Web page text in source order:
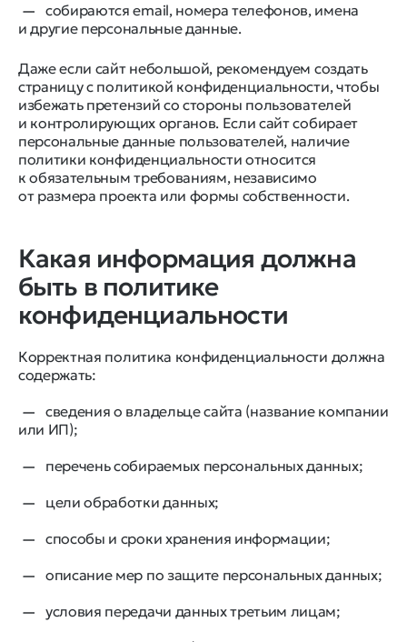
собираются email, номера телефонов, имена
и другие персональные данные.
Даже если сайт небольшой, рекомендуем создать
страницу с политикой конфиденциальности, чтобы
избежать претензий со стороны пользователей
и контролирующих органов. Если сайт собирает
персональные данные пользователей, наличие
политики конфиденциальности относится
к обязательным требованиям, независимо
от размера проекта или формы собственности.
Какая информация должна
быть в политике
конфиденциальности
Корректная политика конфиденциальности должна
содержать:
сведения о владельце сайта (название компании
или ИП);
перечень собираемых персональных данных;
цели обработки данных;
способы и сроки хранения информации;
описание мер по защите персональных данных;
условия передачи данных третьим лицам;